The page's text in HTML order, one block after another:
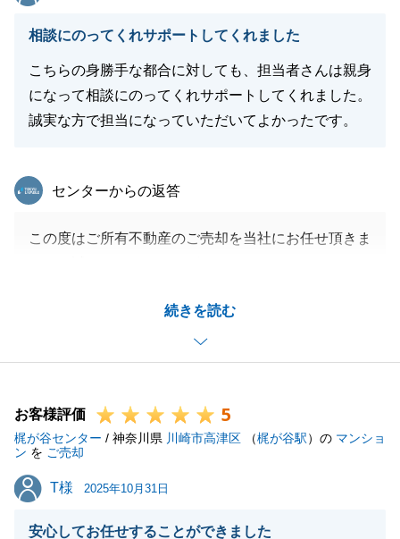
相談にのってくれサポートしてくれました
こちらの身勝手な都合に対しても、担当者さんは親身
になって相談にのってくれサポートしてくれました。
誠実な方で担当になっていただいてよかったです。
続きを読む
東急リバブル
センターからの返答
この度はご所有不動産のご売却を当社にお任せ頂きま
たと思っております。
また何かお手伝いできることがございましたら、お気
軽にお声がけ頂ければと思います。
お客様評価 5
梶が谷センター / 神奈川県 川崎市高津区 （梶が谷駅）の マンショ
ン を ご売却
T様
T様 2025年10月31日
安心してお任せすることができました